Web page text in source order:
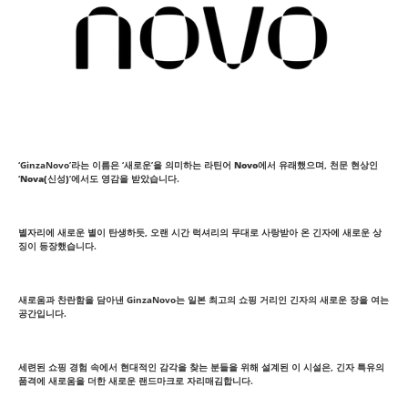
‘GinzaNovo’라는 이름은 ‘새로운’을 의미하는 라틴어 Novo에서 유래했으며, 천문 현상인
‘Nova(신성)’에서도 영감을 받았습니다.
별자리에 새로운 별이 탄생하듯, 오랜 시간 럭셔리의 무대로 사랑받아 온 긴자에 새로운 상
징이 등장했습니다.
새로움과 찬란함을 담아낸 GinzaNovo는 일본 최고의 쇼핑 거리인 긴자의 새로운 장을 여는
공간입니다.
세련된 쇼핑 경험 속에서 현대적인 감각을 찾는 분들을 위해 설계된 이 시설은, 긴자 특유의
품격에 새로움을 더한 새로운 랜드마크로 자리매김합니다.